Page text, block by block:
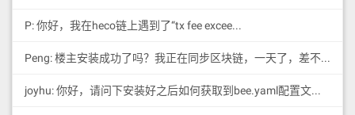
P: 你好，我在heco链上遇到了“tx fee excee...
Peng: 楼主安装成功了吗？我正在同步区块链，一天了，差不多才同...
joyhu: 你好，请问下安装好之后如何获取到bee.yaml配置文...